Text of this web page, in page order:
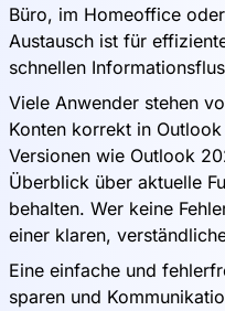
Büro, im Homeoffice
Austausch ist für
schnellen
Viele Anwender stehen
Konten korrekt in
Versionen wie Outlook
Überblick über aktuelle
behalten. Wer keine
einer klaren,
Eine einfache und
sparen und